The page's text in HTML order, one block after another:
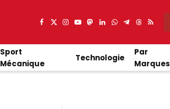
Facebook
X
Instagram
YouTube
Mastodon
LinkedIn
WhatsApp
Partager
Telegram
Threads
RSS
Sport
Mécanique
Technologie
Par
Marques